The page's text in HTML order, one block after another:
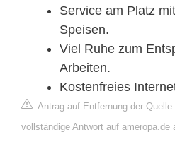
Service am Platz
Speisen.
Viel Ruhe zum
Arbeiten.
Kostenfreies
Antrag auf Entfernung der Quelle
vollständige Antwort auf ameropa.de